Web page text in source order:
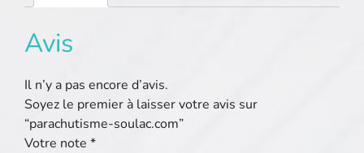
Avis
Il n’y a pas encore d’avis.
Soyez le premier à laisser votre avis sur
“parachutisme-soulac.com”
Votre note *